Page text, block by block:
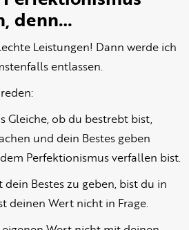
denn…
Leistungen! Dann werde ich
entlassen.
Gleiche, ob du bestrebt bist,
und dein Bestes geben
Perfektionismus verfallen bist.
Bestes zu geben, bist du in
deinen Wert nicht in Frage.